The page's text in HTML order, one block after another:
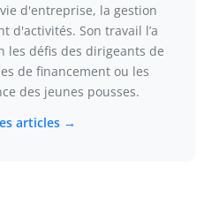
d'entreprise, la gestion
d'activités. Son travail l’a
les défis des dirigeants de
de financement ou les
des jeunes pousses.
articles →